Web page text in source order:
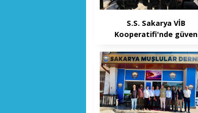
S.S. Sakarya VİB
Kooperatifi'nde güven